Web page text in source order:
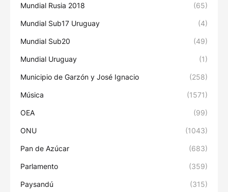
Mundial Rusia 2018 (65)
Mundial Sub17 Uruguay (4)
Mundial Sub20 (49)
Mundial Uruguay (1)
Municipio de Garzón y José Ignacio (258)
Música (1571)
OEA (99)
ONU (1043)
Pan de Azúcar (683)
Parlamento (359)
Paysandú (315)